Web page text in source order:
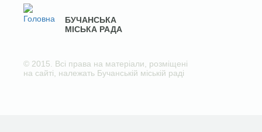
БУЧАНСЬКА
МІСЬКА РАДА
© 2015. Всі права на матеріали, розміщені
на сайті, належать Бучанській міській раді